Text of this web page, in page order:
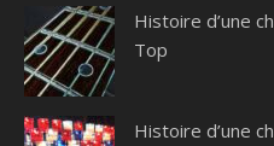
Histoire d’une
Top
Histoire d’une